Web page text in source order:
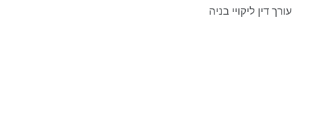
עורך דין ליקויי בניה